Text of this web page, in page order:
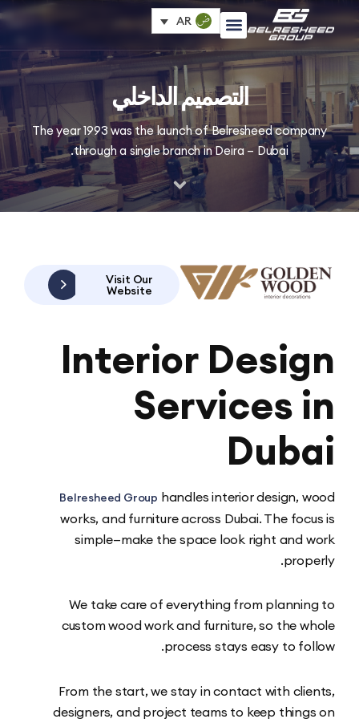
AR
التصميم الداخلي
The year 1993 was the launch of Belresheed
through a single branch in Deira – Dubai.
Visit Our
Website
Interior
Services
Belresheed Group handles interior design,
works, and furniture across Dubai. The
simple—make the space look right and
We take care of everything from
custom wood work and furniture, so the
process stays easy to
From the start, we stay in contact with
designers, and project teams to keep